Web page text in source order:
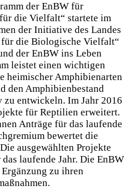
der EnBW für
die Vielfalt“ startete im
der Initiative des Landes
die Biologische Vielfalt“
der EnBW ins Leben
leistet einen wichtigen
heimischer Amphibienarten
den Amphibienbestand
entwickeln. Im Jahr 2016
für Reptilien erweitert.
Anträge für das laufende
bewertet die
ausgewählten Projekte
laufende Jahr. Die EnBW
zu ihren